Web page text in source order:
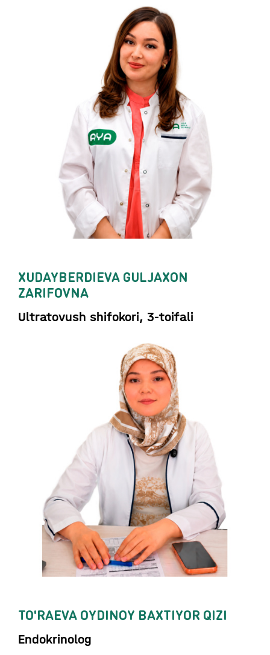
XUDAYBERDIEVA GULJAXON
ZARIFOVNA
Ultratovush shifokori, 3-toifali
TO'RAEVA OYDINOY BAXTIYOR QIZI
Endokrinolog